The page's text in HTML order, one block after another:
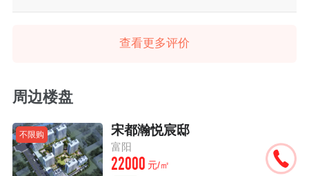
查看更多评价
周边楼盘
不限购 宋都瀚悦宸邸
富阳
22000 元/㎡